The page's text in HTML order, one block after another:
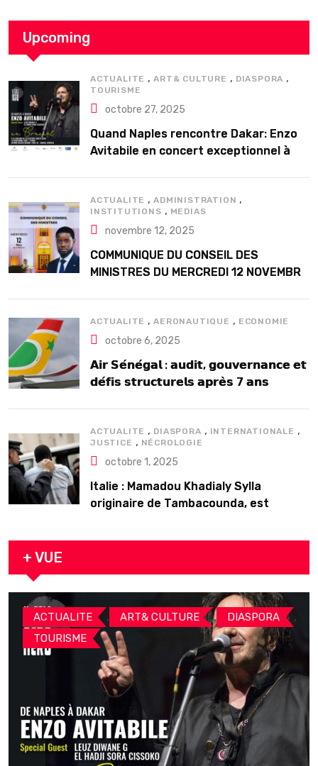
Upcoming
ACTUALITE ,ART& CULTURE , DIASPORA ,
TOURISME
octobre 27, 2025
Quand Naples rencontre Dakar: Enzo
Avitabile en concert exceptionnel à
ACTUALITE ,ADMINISTRATION ,
INSTITUTIONS , MEDIAS
novembre 12, 2025
COMMUNIQUE DU CONSEIL DES
MINISTRES DU MERCREDI 12 NOVEMBRE
ACTUALITE ,AERONAUTIQUE , ECONOMIE
octobre 6, 2025
𝗔𝗶𝗿 𝗦𝗲́𝗻𝗲́𝗴𝗮𝗹 : 𝗮𝘂𝗱𝗶𝘁, 𝗴𝗼𝘂𝘃𝗲𝗿𝗻𝗮𝗻𝗰𝗲 𝗲𝘁
𝗱𝗲́𝗳𝗶𝘀 𝘀𝘁𝗿𝘂𝗰𝘁𝘂𝗿𝗲𝗹𝘀 𝗮𝗽𝗿𝗲̀𝘀 7 𝗮𝗻𝘀
ACTUALITE , DIASPORA , INTERNATIONALE ,
JUSTICE , NÉCROLOGIE
octobre 1, 2025
Italie : Mamadou Khadialy Sylla
originaire de Tambacounda, est
arrestation
+ VUE
ACTUALITE , ART& CULTURE , DIASPORA ,
TOURISME